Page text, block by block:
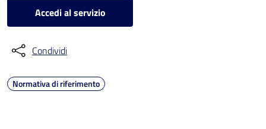
Accedi al servizio
Condividi
Normativa di riferimento